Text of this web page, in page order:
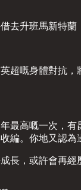
升班馬新特蘭（
超嘅身體對抗
高嘅一次，
編。你地又認
長，或許會再